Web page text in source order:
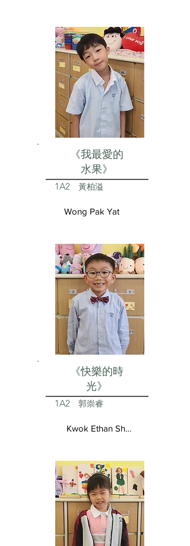
《我最愛的
水果》
1A2 黃柏溢
Wong Pak Yat
《快樂的時
光》
1A2 郭崇睿
Kwok Ethan Shun Yui